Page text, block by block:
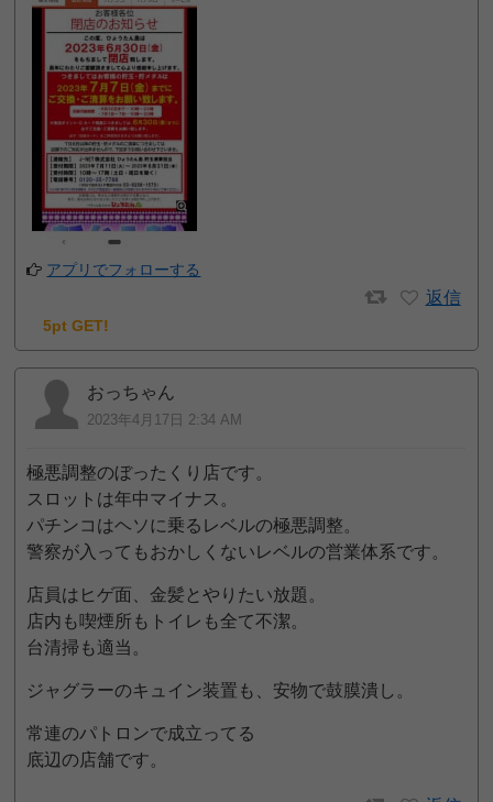
アプリでフォローする
返信
5pt GET!
おっちゃん
2023年4月17日 2:34 AM
極悪調整のぼったくり店です。
スロットは年中マイナス。
パチンコはヘソに乗るレベルの極悪調整。
警察が入ってもおかしくないレベルの営業体系です。
店員はヒゲ面、金髪とやりたい放題。
店内も喫煙所もトイレも全て不潔。
台清掃も適当。
ジャグラーのキュイン装置も、安物で鼓膜潰し。
常連のパトロンで成立ってる
底辺の店舗です。